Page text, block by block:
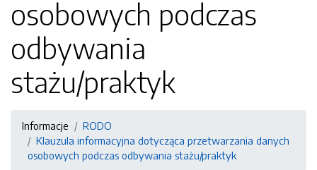
osobowych podczas
odbywania
stażu/praktyk
Informacje
RODO
Klauzula informacyjna dotycząca przetwarzania danych
osobowych podczas odbywania stażu/praktyk